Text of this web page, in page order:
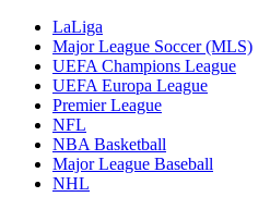
LaLiga
Major League Soccer (MLS)
UEFA Champions League
UEFA Europa League
Premier League
NFL
NBA Basketball
Major League Baseball
NHL